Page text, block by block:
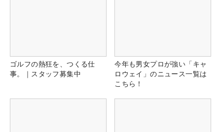
ゴルフの熱狂を、つくる仕
事。｜スタッフ募集中
今年も男女プロが強い「キャ
ロウェイ」のニュース一覧は
こちら！